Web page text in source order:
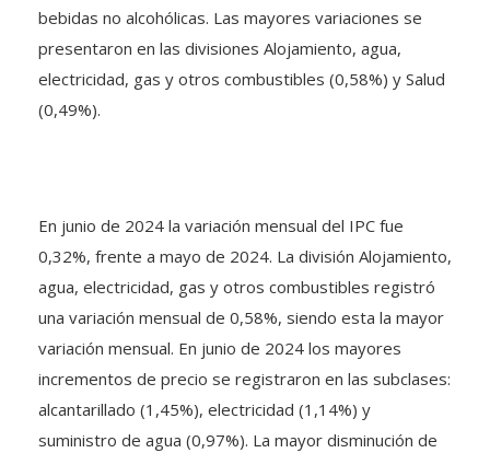
bebidas no alcohólicas. Las mayores variaciones se
presentaron en las divisiones Alojamiento, agua,
electricidad, gas y otros combustibles (0,58%) y Salud
(0,49%).
En junio de 2024 la variación mensual del IPC fue
0,32%, frente a mayo de 2024. La división Alojamiento,
agua, electricidad, gas y otros combustibles registró
una variación mensual de 0,58%, siendo esta la mayor
variación mensual. En junio de 2024 los mayores
incrementos de precio se registraron en las subclases:
alcantarillado (1,45%), electricidad (1,14%) y
suministro de agua (0,97%). La mayor disminución de